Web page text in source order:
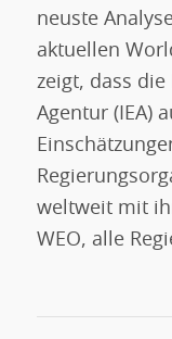
neuste
aktuellen
zeigt, dass
Agentur (IEA)
weltweit mit
WEO, alle